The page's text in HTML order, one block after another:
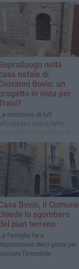
nella
natale di
Bovio: un
in vista per
rimozione di tufi
aveva fatto
violazione
Bovio, il Comune
lo sgombero
pian terreno
famiglia ha a
dieci giorni per
lasciare l'immobile